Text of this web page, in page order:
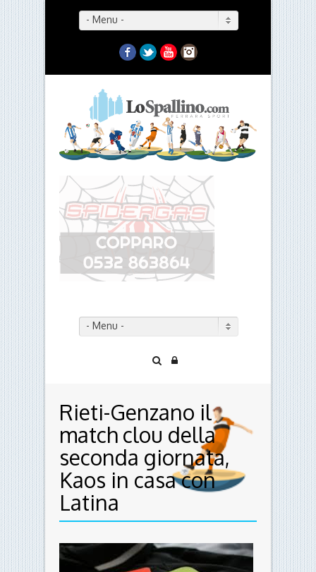
- Menu -
Facebook
TwitterYouTubeInstagram
- Menu -
Rieti-Genzano il
match clou della
seconda giornata,
Kaos in casa con
Latina